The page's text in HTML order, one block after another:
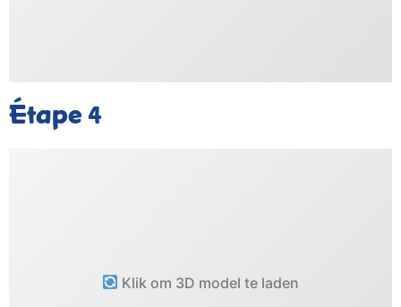
Étape4
Klik om 3D model te laden